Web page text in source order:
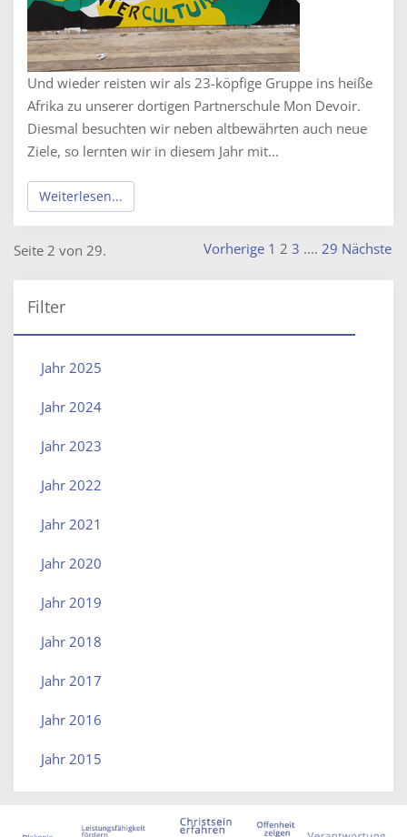
Und wieder reisten wir als 23-köpfige Gruppe ins heiße
Afrika zu unserer dortigen Partnerschule Mon Devoir.
Diesmal besuchten wir neben altbewährten auch neue
Ziele, so lernten wir in diesem Jahr mit...
Weiterlesen...
Seite 2 von 29. Vorherige 1 2 3 .... 29 Nächste
Filter
Jahr 2025
Jahr 2024
Jahr 2023
Jahr 2022
Jahr 2021
Jahr 2020
Jahr 2019
Jahr 2018
Jahr 2017
Jahr 2016
Jahr 2015